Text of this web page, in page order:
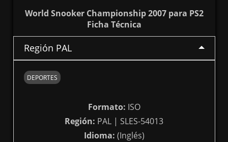
World Snooker Championship 2007 para PS2
Ficha Técnica
Región PAL
DEPORTES
Formato: ISO
Región: PAL | SLES-54013
Idioma: (Inglés)